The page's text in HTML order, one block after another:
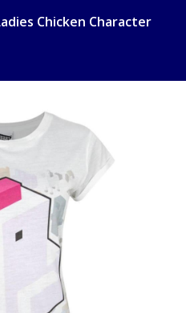
Chicken Character